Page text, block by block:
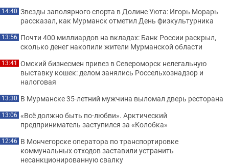
14:40 Звезды заполярного спорта в Долине Уюта: Игорь Морарь
рассказал, как Мурманск отметил День физкультурника
13:56 Почти 400 миллиардов на вкладах: Банк России раскрыл,
сколько денег накопили жители Мурманской области
13:41 Омский бизнесмен привез в Североморск нелегальную
выставку кошек: делом занялись Россельхознадзор и
налоговая
13:30 В Мурманске 35-летний мужчина выломал дверь ресторана
13:06 «Всё должно быть по-любви». Арктический
предприниматель заступился за «Колобка»
12:46 В Мончегорске оператора по транспортировке
коммунальных отходов заставили устранить
несанкционированную свалку